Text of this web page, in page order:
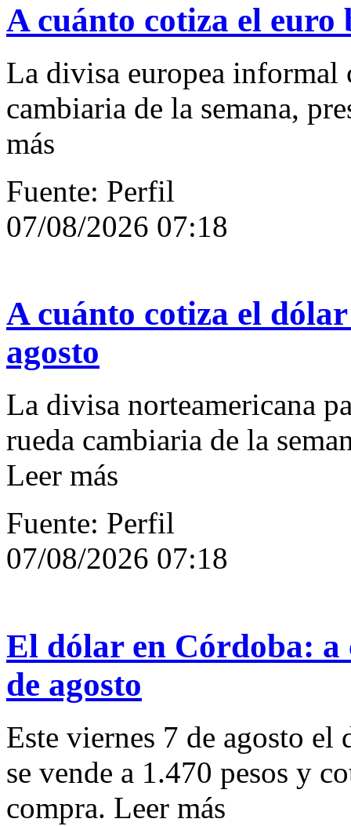
A cuánto cotiza el euro
La divisa europea informal
cambiaria de la semana,
más
Fuente: Perfil
07/08/2026 07:18
A cuánto cotiza el
agosto
La divisa norteamericana
rueda cambiaria de la
Leer más
Fuente: Perfil
07/08/2026 07:18
El dólar en Córdoba: a
de agosto
Este viernes 7 de agosto
se vende a 1.470 pesos y
compra. Leer más